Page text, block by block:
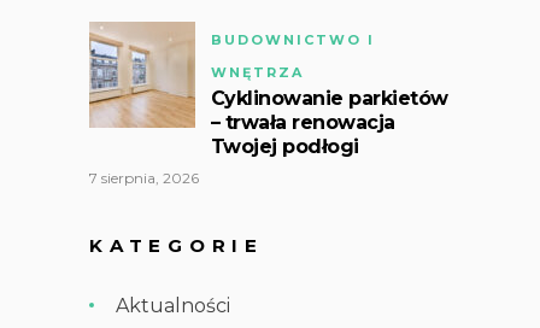
BUDOWNICTWO I
WNĘTRZA
Cyklinowanie parkietów
– trwała renowacja
Twojej podłogi
7 sierpnia, 2026
KATEGORIE
Aktualności